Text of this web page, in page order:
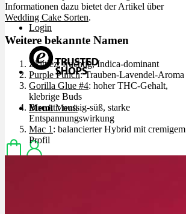
Login
Menü Menü
Informationen dazu bietet der Artikel über
Wedding Cake Sorten.
Weitere bekannte Namen
Zkittlez: fruchtig, Indica-dominant
Purple Punch: Trauben-Lavendel-Aroma
Gorilla Glue #4: hoher THC-Gehalt,
klebrige Buds
Biscotti: nussig-süß, starke
Entspannungswirkung
Mac 1 : balancierter Hybrid mit cremigem
Profil